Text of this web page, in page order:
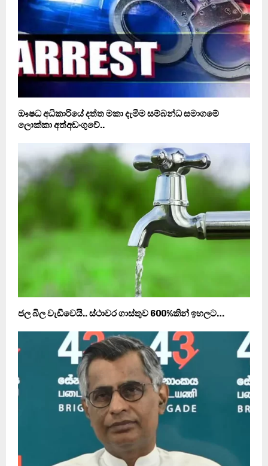
ඖෂධ අධිකාරියේ දත්ත මකා දැමීම සම්බන්ධ සමාගමේ
ලොක්කා අත්අඩංගුවේ..
ජල බිල වැඩිවෙයි.. ස්ථාවර ගාස්තුව 600%කින් ඉහලට…